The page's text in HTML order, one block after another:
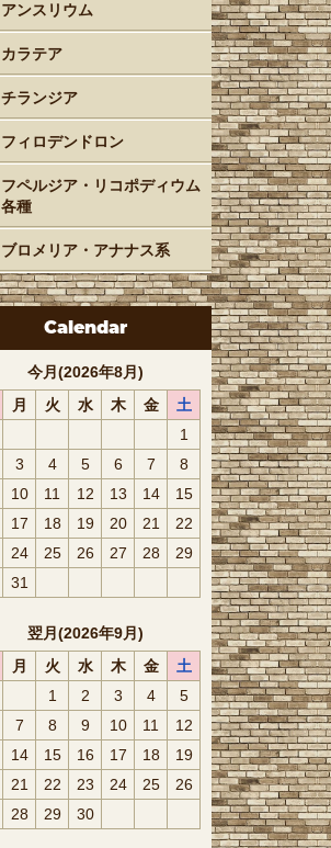
アンスリウム
カラテア
チランジア
フィロデンドロン
フペルジア・リコポディウム
各種
ブロメリア・アナナス系
Calendar
今月(2026年8月)
月 火 水 木 金
土
1
3 4 5 6 7
8
10 11 12 13 14
15
17 18 19 20 21
22
24 25 26 27 28
29
31
翌月(2026年9月)
月 火 水 木 金
土
1
2 3 4
5
7 8 9 10 11
12
14 15 16 17 18
19
21 22 23 24 25
26
28 29 30